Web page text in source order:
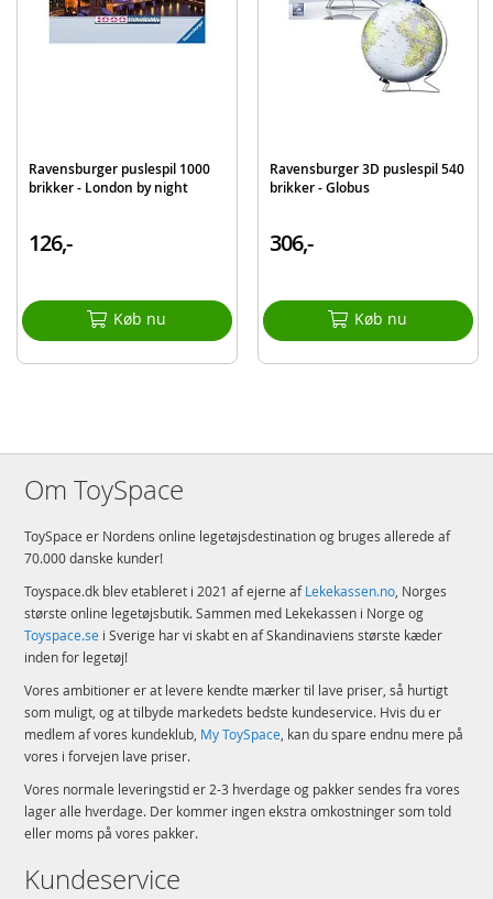
4005556125562
Ravensburger puslespil 1000
brikker - London by night
126,-
Køb nu
Ravensburger 3D puslespil 540
brikker - Globus
306,-
Køb nu
Om ToySpace
ToySpace er Nordens online legetøjsdestination og bruges allerede af
70.000 danske kunder!
Toyspace.dk blev etableret i 2021 af ejerne afLekekassen.no, Norges
største online legetøjsbutik. Sammen med Lekekassen i Norge og
Toyspace.se i Sverige har vi skabt en af Skandinaviens største kæder
inden for legetøj!
Vores ambitioner er at levere kendte mærker til lave priser, så hurtigt
som muligt, og at tilbyde markedets bedste kundeservice. Hvis du er
medlem af vores kundeklub, My ToySpace, kan du spare endnu mere på
vores i forvejen lave priser.
Vores normale leveringstid er 2-3 hverdage og pakker sendes fra vores
lager alle hverdage. Der kommer ingen ekstra omkostninger som told
eller moms på vores pakker.
Kundeservice